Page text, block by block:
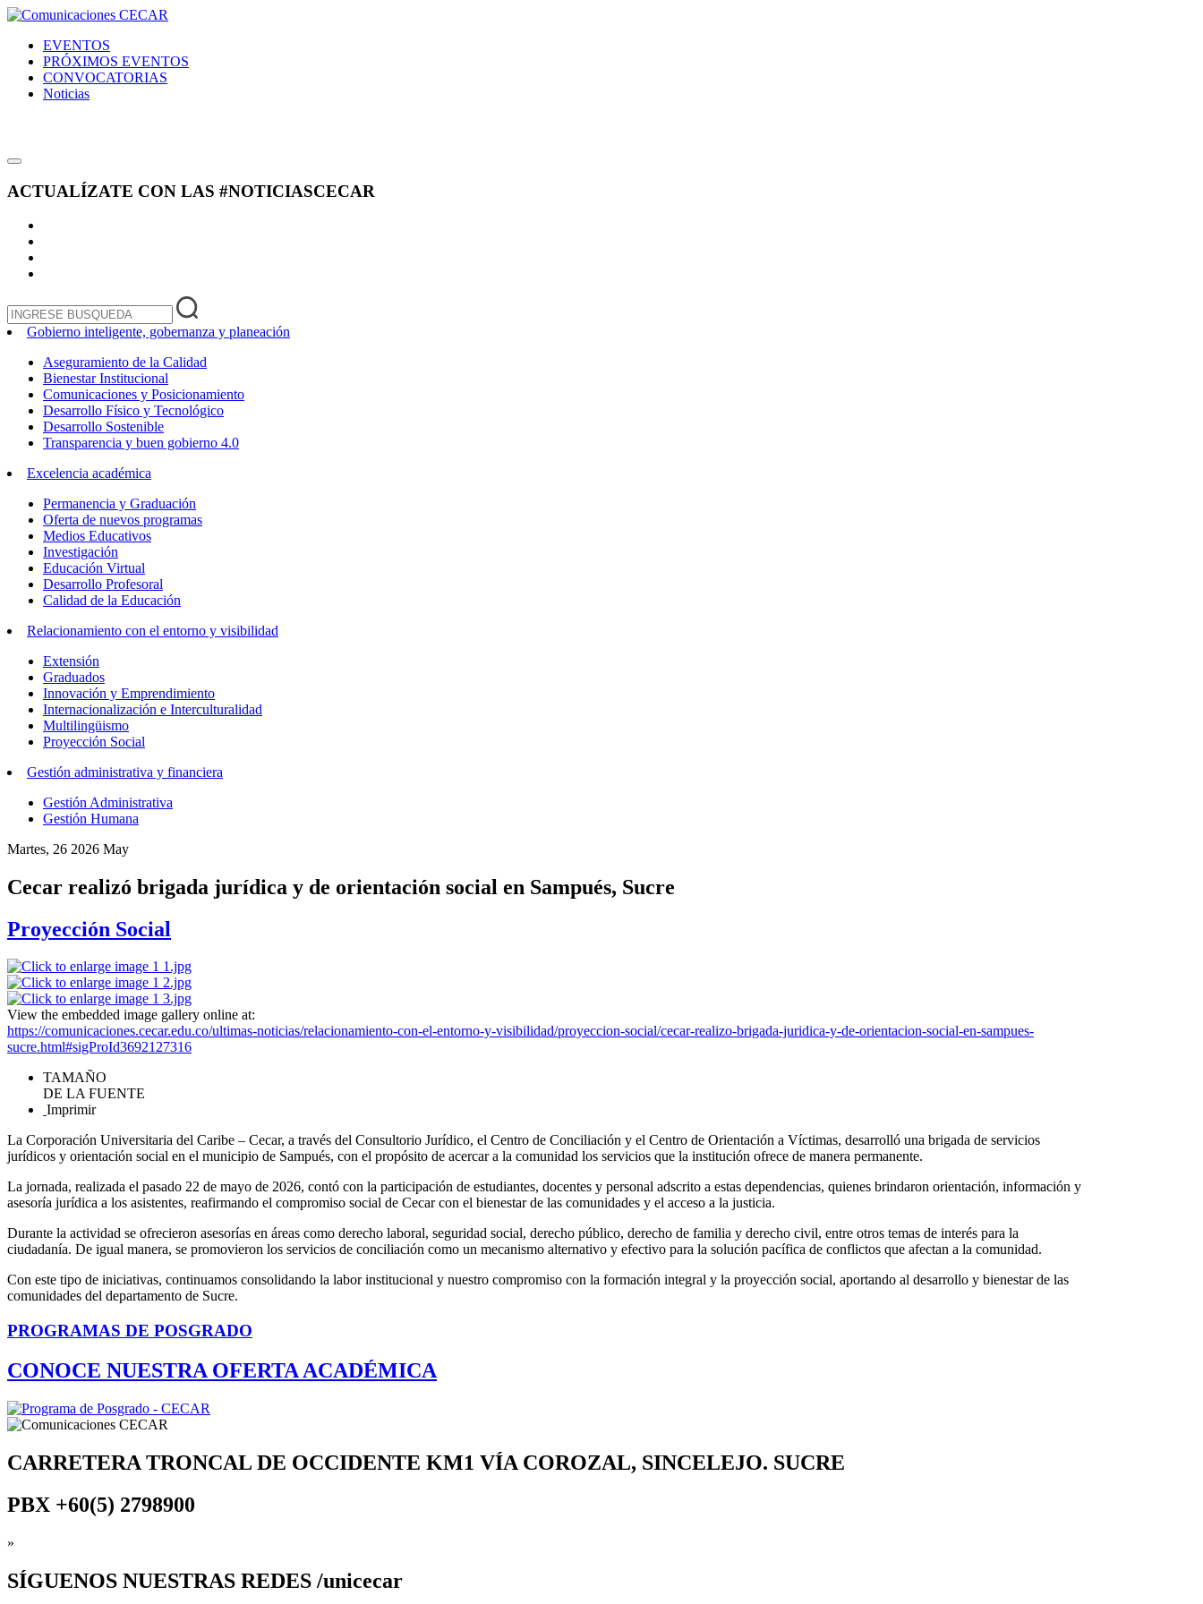
EVENTOS
PRÓXIMOS EVENTOS
CONVOCATORIAS
Noticias
ACTUALÍZATE CON LAS #NOTICIASCECAR
Gobierno inteligente, gobernanza y planeación
Aseguramiento de la Calidad
Bienestar Institucional
Comunicaciones y Posicionamiento
Desarrollo Físico y Tecnológico
Desarrollo Sostenible
Transparencia y buen gobierno 4.0
Excelencia académica
Permanencia y Graduación
Oferta de nuevos programas
Medios Educativos
Investigación
Educación Virtual
Desarrollo Profesoral
Calidad de la Educación
Relacionamiento con el entorno y visibilidad
Extensión
Graduados
Innovación y Emprendimiento
Internacionalización e Interculturalidad
Multilingüismo
Proyección Social
Gestión administrativa y financiera
Gestión Administrativa
Gestión Humana
Martes, 26 2026 May
Cecar realizó brigada jurídica y de orientación social en Sampués, Sucre
Proyección Social
View the embedded image gallery online at:
https://comunicaciones.cecar.edu.co/ultimas-noticias/relacionamiento-con-el-entorno-y-visibilidad/proyeccion-social/cecar-realizo-brigada-juridica-y-de-orientacion-social-en-sampues-
sucre.html#sigProId3692127316
TAMAÑO
DE LA FUENTE
Imprimir
La Corporación Universitaria del Caribe – Cecar, a través del Consultorio Jurídico, el Centro de Conciliación y el Centro de Orientación a Víctimas, desarrolló una brigada de servicios
jurídicos y orientación social en el municipio de Sampués, con el propósito de acercar a la comunidad los servicios que la institución ofrece de manera permanente.
La jornada, realizada el pasado 22 de mayo de 2026, contó con la participación de estudiantes, docentes y personal adscrito a estas dependencias, quienes brindaron orientación, información y
asesoría jurídica a los asistentes, reafirmando el compromiso social de Cecar con el bienestar de las comunidades y el acceso a la justicia.
Durante la actividad se ofrecieron asesorías en áreas como derecho laboral, seguridad social, derecho público, derecho de familia y derecho civil, entre otros temas de interés para la
ciudadanía. De igual manera, se promovieron los servicios de conciliación como un mecanismo alternativo y efectivo para la solución pacífica de conflictos que afectan a la comunidad.
Con este tipo de iniciativas, continuamos consolidando la labor institucional y nuestro compromiso con la formación integral y la proyección social, aportando al desarrollo y bienestar de las
comunidades del departamento de Sucre.
PROGRAMAS DE POSGRADO
CONOCE NUESTRA OFERTA ACADÉMICA
CARRETERA TRONCAL DE OCCIDENTE KM1 VÍA COROZAL, SINCELEJO. SUCRE
PBX +60(5) 2798900
»
SÍGUENOS NUESTRAS REDES /unicecar